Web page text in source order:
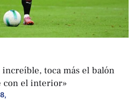
toca más el balón
con el interior»
,